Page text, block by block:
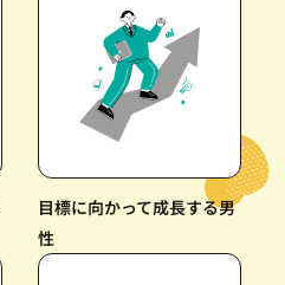
目標に向かって成長する男
性